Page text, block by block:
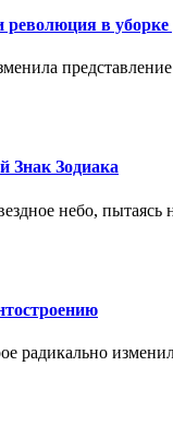
революция в уборке
Знак Зодиака
небо,
радикально